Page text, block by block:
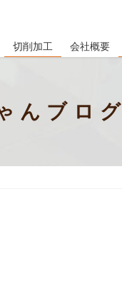
切削加工 会社概要
んブログ